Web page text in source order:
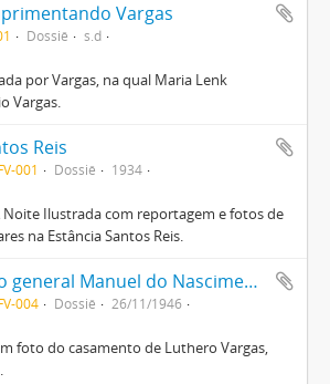
Vargas
Dossiê
s.d
por Vargas, na qual Maria Lenk
Vargas.
Reis
001 Dossiê
1934
Noite Ilustrada com reportagem e fotos de
na Estância Santos Reis.
O aniversário do general Manuel do Nascimento Vargas
004 Dossiê
26/11/1946
foto do casamento de Luthero Vargas,